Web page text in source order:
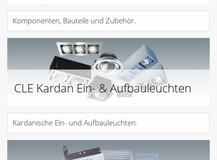
Komponenten, Bauteile und Zubehör.
CLE Kardan Ein- & Aufbauleuchten
Kardanische Ein- und Aufbauleuchten.